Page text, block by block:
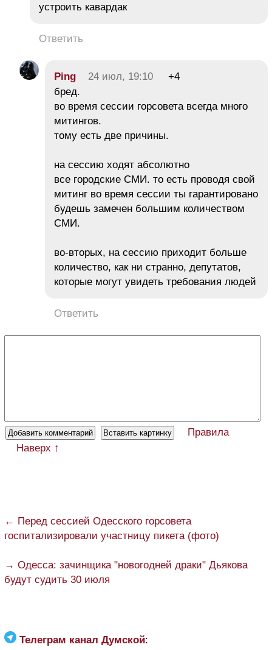
устроить кавардак
Ответить
Ping 24 июл, 19:10
+4
бред.
во время сессии горсовета всегда много
митингов.
тому есть две причины.
на сессию ходят абсолютно
все городские СМИ. то есть проводя свой
митинг во время сессии ты гарантировано
будешь замечен большим количеством
СМИ.
во-вторых, на сессию приходит больше
количество, как ни странно, депутатов,
которые могут увидеть требования людей
Ответить
Правила
Наверх ↑
← Перед сессией Одесского горсовета
госпитализировали участницу пикета (фото)
→ Одесса: зачинщика "новогодней драки" Дьякова
будут судить 30 июля
Телеграм канал Думской: